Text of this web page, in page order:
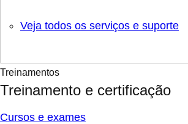
Veja todos os serviços e suporte
Treinamentos
Treinamento e certificação
Cursos e exames